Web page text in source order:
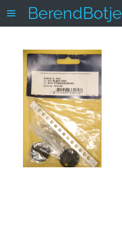
Ga
hoofdinhoud